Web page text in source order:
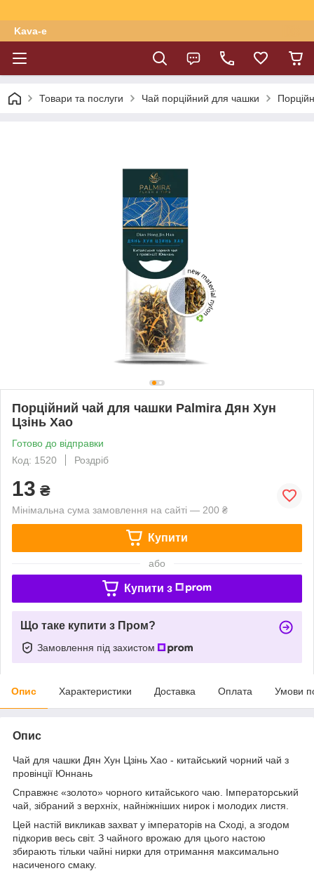
Kava-e
Товари та послуги Чай порційний для чашки
Порційний чай для чашки Palmira Дян Хун
Цзінь Хао
Готово до відправки
Код: 1520
Роздріб
13 ₴
Мінімальна сума замовлення на сайті — 200 ₴
Купити
або
Купити з
Що таке купити з Пром?
Замовлення під захистом
Опис Характеристики Доставка Оплата Умови
Опис
Чай для чашки Дян Хун Цзінь Хао - китайський чорний чай з
провінції Юннань
Справжнє «золото» чорного китайського чаю. Імператорський
чай, зібраний з верхніх, найніжніших нирок і молодих листя.
Цей настій викликав захват у імператорів на Сході, а згодом
підкорив весь світ. З чайного врожаю для цього настою
збирають тільки чайні нирки для отримання максимально
насиченого смаку.